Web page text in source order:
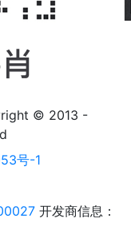
© 2013 -
号-1
开发商信息：